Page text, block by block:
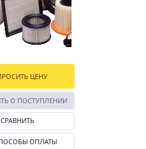
ЦЕНУ
О ПОСТУПЛЕНИИ
СРАВНИТЬ
ОПЛАТЫ